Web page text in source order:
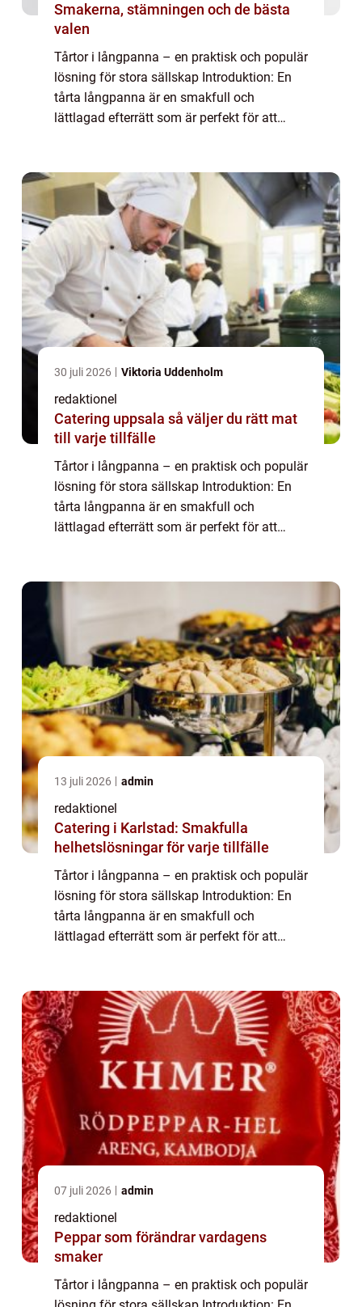
Smakerna, stämningen och de bästa
valen
Tårtor i långpanna – en praktisk och populär
lösning för stora sällskap Introduktion: En
tårta långpanna är en smakfull och
lättlagad efterrätt som är perfekt för att
30 juli 2026 Viktoria Uddenholm
redaktionel
Catering uppsala så väljer du rätt mat
till varje tillfälle
Tårtor i långpanna – en praktisk och populär
lösning för stora sällskap Introduktion: En
tårta långpanna är en smakfull och
lättlagad efterrätt som är perfekt för att
13 juli 2026 admin
redaktionel
Catering i Karlstad: Smakfulla
helhetslösningar för varje tillfälle
Tårtor i långpanna – en praktisk och populär
lösning för stora sällskap Introduktion: En
tårta långpanna är en smakfull och
lättlagad efterrätt som är perfekt för att
07 juli 2026 admin
redaktionel
Peppar som förändrar vardagens
smaker
Tårtor i långpanna – en praktisk och populär